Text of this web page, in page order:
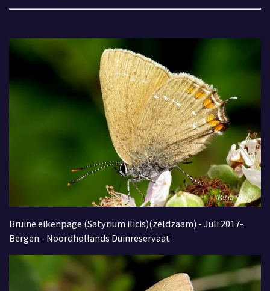
Bruine eikenpage (Satyrium ilicis)(zeldzaam) - Juli 2017-
Bergen - Noordhollands Duinreservaat